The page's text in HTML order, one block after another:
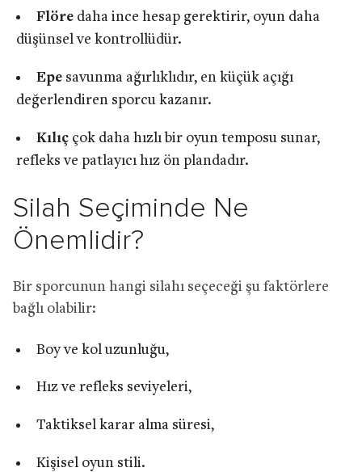
Flöredaha ince hesap gerektirir, oyun daha
düşünsel ve kontrollüdür.
Epesavunma ağırlıklıdır, en küçük açığı
değerlendiren sporcu kazanır.
Kılıççok daha hızlı bir oyun temposu sunar,
refleks ve patlayıcı hız ön plandadır.
Silah Seçiminde Ne
Önemlidir?
Bir sporcunun hangi silahı seçeceği şu faktörlere
bağlı olabilir:
Boy ve kol uzunluğu,
Hız ve refleks seviyeleri,
Taktiksel karar alma süresi,
Kişisel oyun stili.